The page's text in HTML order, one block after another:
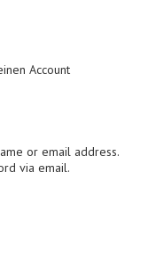
Account
or email address.
via email.